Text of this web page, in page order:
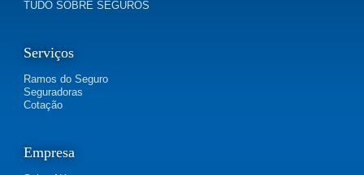
TUDO SOBRE SEGUROS
Serviços
Ramos do Seguro
Seguradoras
Cotação
Empresa